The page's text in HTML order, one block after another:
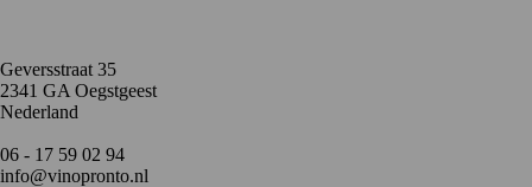
Geversstraat 35
2341 GA Oegstgeest
Nederland
06 - 17 59 02 94
info@vinopronto.nl